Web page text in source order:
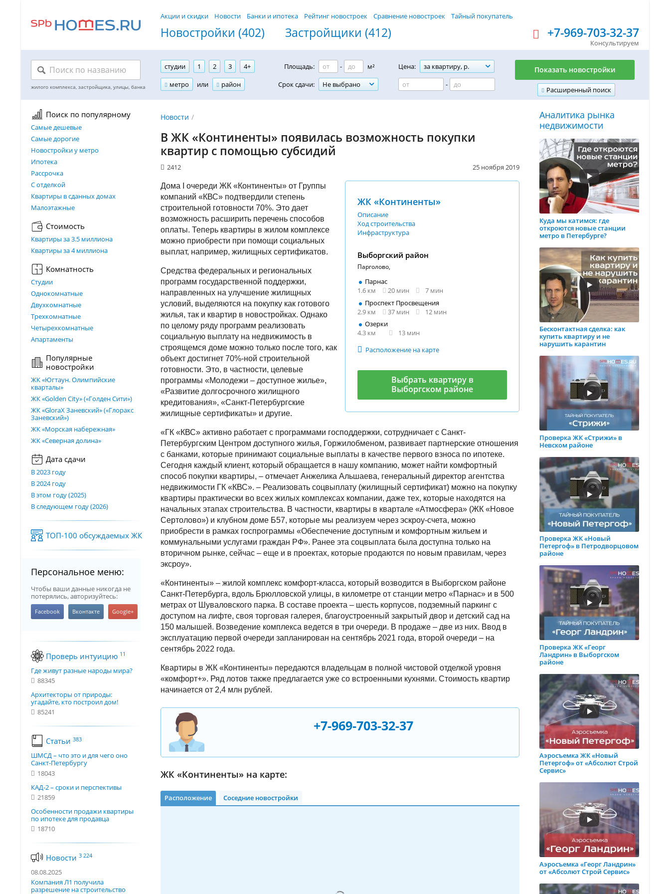
Акции и скидки Новости Банки и ипотека Рейтинг новостроек Сравнение новостроек Тайный покупатель
Новостройки (402) Застройщики (412) +7-969-703-32-37
Консультируем
студии 1 2 3
4+
метро
или район
Площадь: -
м²
Срок сдачи:
Не выбрано
Цена:
за квартиру, р.
-
Расширенный поиск
Показать новостройки
Поиск по популярному
Самые дешевые
Самые дорогие
Новостройки у метро
Ипотека
Рассрочка
С отделкой
Квартиры в сданных домах
Малоэтажные
Стоимость
Квартиры за 3.5 миллиона
Квартиры за 4 миллиона
Комнатность
Студии
Однокомнатные
Двухкомнатные
Трехкомнатные
Четырехкомнатные
Апартаменты
Популярные
новостройки
ЖК «Югтаун. Олимпийские
кварталы»
ЖК «Golden City» («Голден Сити»)
ЖК «GloraX Заневский»​ («Глоракс
Заневский»)
ЖК «Морская набережная»
ЖК «Северная долина»
Дата сдачи
В 2023 году
В 2024 году
В этом году (2025)
В следующем году (2026)
ТОП-100 обсуждаемых ЖК
Персональное меню:
Чтобы ваши данные никогда не
потерялись, авторизуйтесь:
Проверь интуицию 11
Где живут разные народы мира?
88345
Архитекторы от природы:
угадайте, кто построил дом!
85241
Статьи 383
ШМСД – что это и для чего оно
Санкт-Петербургу
18043
КАД-2 – сроки и перспективы
21859
Особенности продажи квартиры
по ипотеке для продавца
18710
Новости 3 224
08.08.2025
Компания Л1 получила
разрешение на строительство
Новости
В ЖК «Континенты» появилась возможность покупки
квартир с помощью субсидий
25 ноября 2019
2412
ЖК «Континенты»
Описание
Ход строительства
Инфраструктура
Выборгский район
Парголово,
Парнас
1.6 км
20 мин
7 мин
Проспект Просвещения
2.9 км
37 мин
12 мин
Озерки
4.3 км
13 мин
Расположение на карте
Выбрать квартиру в
Выборгском районе
Дома I очереди ЖК «Континенты» от Группы
компаний «КВС» подтвердили степень
строительной готовности 70%. Это дает
возможность расширить перечень способов
оплаты. Теперь квартиры в жилом комплексе
можно приобрести при помощи социальных
выплат, например, жилищных сертификатов.
Средства федеральных и региональных
программ государственной поддержки,
направленных на улучшение жилищных
условий, выделяются на покупку как готового
жилья, так и квартир в новостройках. Однако
по целому ряду программ реализовать
социальную выплату на недвижимость в
строящемся доме можно только после того, как
объект достигнет 70%-ной строительной
готовности. Это, в частности, целевые
программы «Молодежи – доступное жилье»,
«Развитие долгосрочного жилищного
кредитования», «Санкт-Петербургские
жилищные сертификаты» и другие.
«ГК «КВС» активно работает с программами господдержки, сотрудничает с Санкт-
Петербургским Центром доступного жилья, Горжилобменом, развивает партнерские отношения
с банками, которые принимают социальные выплаты в качестве первого взноса по ипотеке.
Сегодня каждый клиент, который обращается в нашу компанию, может найти комфортный
способ покупки квартиры, – отмечает Анжелика Альшаева, генеральный директор агентства
недвижимости ГК «КВС». – Реализовать соцвыплату (жилищный сертификат) можно на покупку
квартиры практически во всех жилых комплексах компании, даже тех, которые находятся на
начальных этапах строительства. В частности, квартиры в квартале «Атмосфера» (ЖК «Новое
Сертолово») и клубном доме Б57, которые мы реализуем через эскроу-счета, можно
приобрести в рамках госпрограммы «Обеспечение доступным и комфортным жильем и
коммунальными услугами граждан РФ». Ранее эта соцвыплата была доступна только на
вторичном рынке, сейчас – еще и в проектах, которые продаются по новым правилам, через
эксроу».
«Континенты» – жилой комплекс комфорт-класса, который возводится в Выборгском районе
Санкт-Петербурга, вдоль Брюлловской улицы, в километре от станции метро «Парнас» и в 500
метрах от Шуваловского парка. В составе проекта – шесть корпусов, подземный паркинг с
доступом на лифте, своя торговая галерея, благоустроенный закрытый двор и детский сад на
150 малышей. Возведение комплекса ведется в три очереди. В продаже – две из них. Ввод в
эксплуатацию первой очереди запланирован на сентябрь 2021 года, второй очереди – на
сентябрь 2022 года.
Квартиры в ЖК «Континенты» передаются владельцам в полной чистовой отделкой уровня
«комфорт+». Ряд лотов также предлагается уже со встроенными кухнями. Стоимость квартир
начинается от 2,4 млн рублей.
+7-969-703-32-37
ЖК «Континенты» на карте:
Расположение Соседние новостройки
Аналитика рынка
недвижимости
Куда мы катимся: где
откроются новые станции
метро в Петербурге?
Бесконтактная сделка: как
купить квартиру и не
нарушить карантин
Проверка ЖК «Стрижи» в
Невском районе
Проверка ЖК «Новый
Петергоф» в Петродворцовом
районе
Проверка ЖК «Георг
Ландрин» в Выборгском
районе
Аэросъемка ЖК «Новый
Петергоф» от «Абсолют Строй
Сервис»
Аэросъемка «Георг Ландрин»
от «Абсолют Строй Сервис»